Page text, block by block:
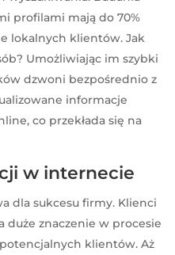
profilami mają do 70%
lokalnych klientów. Jak
Umożliwiając im szybki
dzwoni bezpośrednio z
informacje
co przekłada się na
w internecie
dla sukcesu firmy. Klienci
duże znaczenie w procesie
klientów. Aż